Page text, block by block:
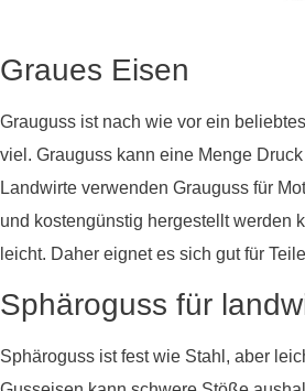
Graues Eisen
Grauguss ist nach wie vor ein
viel. Grauguss kann eine Menge
Landwirte verwenden Grauguss für
und kostengünstig hergestellt werden
leicht. Daher eignet es sich gut für
Sphäroguss für
Sphäroguss ist fest wie Stahl, aber